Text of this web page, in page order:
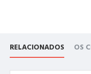
RELACIONADOS OS